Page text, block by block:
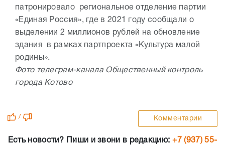
патронировало региональное отделение партии
«Единая Россия», где в 2021 году сообщали о
выделении 2 миллионов рублей на обновление
здания в рамках партпроекта «Культура малой
родины».
Фото телеграм-канала Общественный контроль
города Котово
/ Комментарии
Есть новости? Пиши и звони в редакцию: +7 (937) 55-